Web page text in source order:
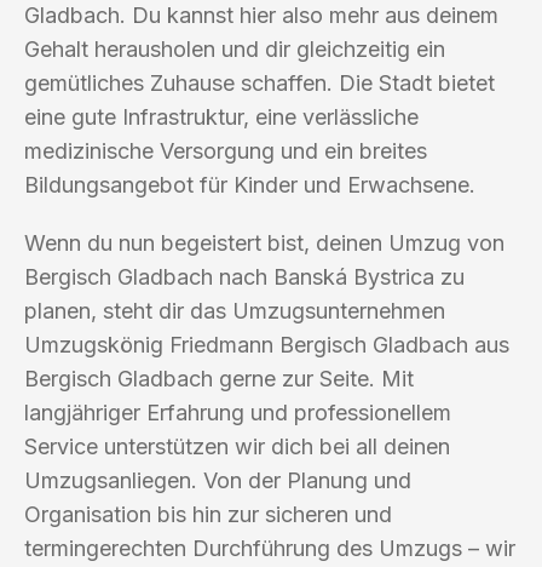
Gladbach. Du kannst hier also mehr aus deinem
Gehalt herausholen und dir gleichzeitig ein
gemütliches Zuhause schaffen. Die Stadt bietet
eine gute Infrastruktur, eine verlässliche
medizinische Versorgung und ein breites
Bildungsangebot für Kinder und Erwachsene.
Wenn du nun begeistert bist, deinen Umzug von
Bergisch Gladbach nach Banská Bystrica zu
planen, steht dir das Umzugsunternehmen
Umzugskönig Friedmann Bergisch Gladbach aus
Bergisch Gladbach gerne zur Seite. Mit
langjähriger Erfahrung und professionellem
Service unterstützen wir dich bei all deinen
Umzugsanliegen. Von der Planung und
Organisation bis hin zur sicheren und
termingerechten Durchführung des Umzugs – wir